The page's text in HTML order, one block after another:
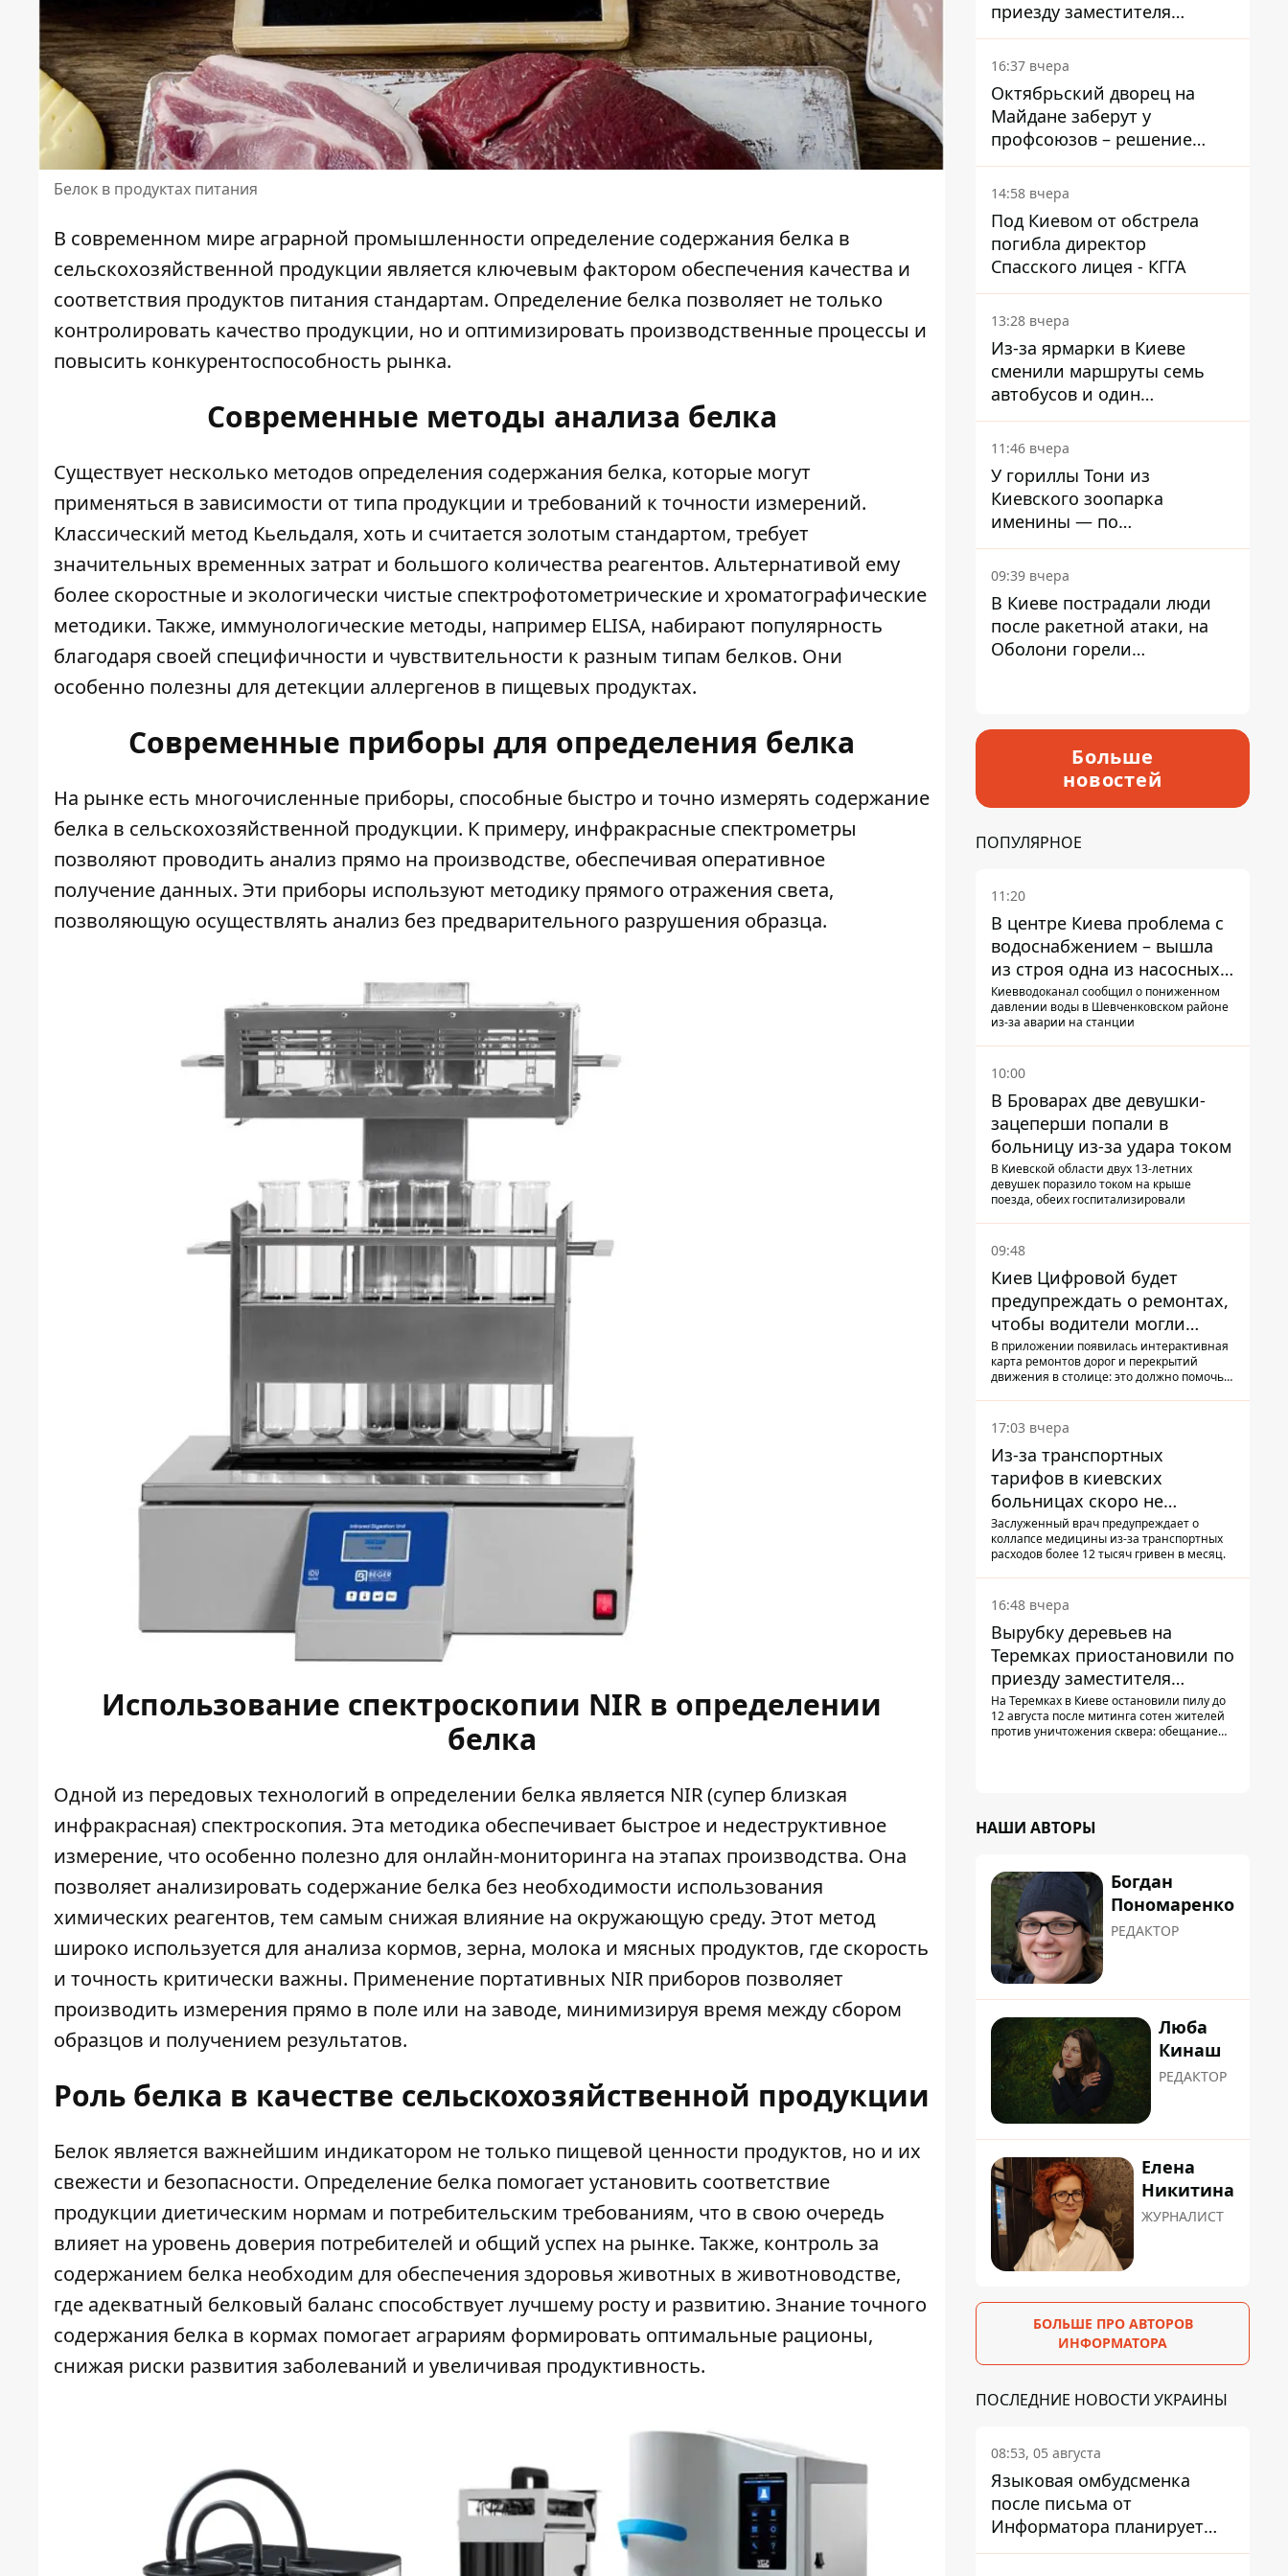
Белок в продуктах питания
В современном мире аграрной промышленности определение содержания белка в
сельскохозяйственной продукции является ключевым фактором обеспечения качества и
соответствия продуктов питания стандартам. Определение белка позволяет не только
контролировать качество продукции, но и оптимизировать производственные процессы и
повысить конкурентоспособность рынка.
Современные методы анализа белка
Существует несколько методов определения содержания белка, которые могут
применяться в зависимости от типа продукции и требований к точности измерений.
Классический метод Кьельдаля, хоть и считается золотым стандартом, требует
значительных временных затрат и большого количества реагентов. Альтернативой ему
более скоростные и экологически чистые спектрофотометрические и хроматографические
методики. Также, иммунологические методы, например ELISA, набирают популярность
благодаря своей специфичности и чувствительности к разным типам белков. Они
особенно полезны для детекции аллергенов в пищевых продуктах.
Современные приборы для определения белка
На рынке есть многочисленные приборы, способные быстро и точно измерять содержание
белка в сельскохозяйственной продукции. К примеру, инфракрасные спектрометры
позволяют проводить анализ прямо на производстве, обеспечивая оперативное
получение данных. Эти приборы используют методику прямого отражения света,
позволяющую осуществлять анализ без предварительного разрушения образца.
Использование спектроскопии NIR в определении
белка
Одной из передовых технологий в определении белка является NIR (супер близкая
инфракрасная) спектроскопия. Эта методика обеспечивает быстрое и недеструктивное
измерение, что особенно полезно для онлайн-мониторинга на этапах производства. Она
позволяет анализировать содержание белка без необходимости использования
химических реагентов, тем самым снижая влияние на окружающую среду. Этот метод
широко используется для анализа кормов, зерна, молока и мясных продуктов, где скорость
и точность критически важны. Применение портативных NIR приборов позволяет
производить измерения прямо в поле или на заводе, минимизируя время между сбором
образцов и получением результатов.
Роль белка в качестве сельскохозяйственной продукции
Белок является важнейшим индикатором не только пищевой ценности продуктов, но и их
свежести и безопасности. Определение белка помогает установить соответствие
продукции диетическим нормам и потребительским требованиям, что в свою очередь
влияет на уровень доверия потребителей и общий успех на рынке. Также, контроль за
содержанием белка необходим для обеспечения здоровья животных в животноводстве,
где адекватный белковый баланс способствует лучшему росту и развитию. Знание точного
содержания белка в кормах помогает аграриям формировать оптимальные рационы,
снижая риски развития заболеваний и увеличивая продуктивность.
приезду заместителя
Кличко - начался диалог
16:37 вчера
Октябрьский дворец на
Майдане заберут у
профсоюзов – решение
Хозяйственного суда
14:58 вчера
Под Киевом от обстрела
погибла директор
Спасского лицея - КГГА
13:28 вчера
Из-за ярмарки в Киеве
сменили маршруты семь
автобусов и один
троллейбус
11:46 вчера
У гориллы Тони из
Киевского зоопарка
именины — по
человеческим меркам ему
уже больше 90 лет
09:39 вчера
В Киеве пострадали люди
после ракетной атаки, на
Оболони горели
Больше
новостей
ПОПУЛЯРНОЕ
11:20
В центре Киева проблема с
водоснабжением – вышла
из строя одна из насосных
станций
Киевводоканал сообщил о пониженном
давлении воды в Шевченковском районе
из-за аварии на станции
10:00
В Броварах две девушки-
зацеперши попали в
больницу из-за удара током
В Киевской области двух 13-летних
девушек поразило током на крыше
поезда, обеих госпитализировали
09:48
Киев Цифровой будет
предупреждать о ремонтах,
чтобы водители могли
избегать участков с
пробками
В приложении появилась интерактивная
карта ремонтов дорог и перекрытий
движения в столице: это должно помочь
попасть в пробку
17:03 вчера
Из-за транспортных
тарифов в киевских
больницах скоро не
останется медсестер и
санитарок - профессор
Заслуженный врач предупреждает о
коллапсе медицины из-за транспортных
расходов более 12 тысяч гривен в месяц.
16:48 вчера
Вырубку деревьев на
Теремках приостановили по
приезду заместителя
Кличко - начался диалог
На Теремках в Киеве остановили пилу до
12 августа после митинга сотен жителей
против уничтожения сквера: обещание
НАШИ АВТОРЫ
Богдан
Пономаренко
РЕДАКТОР
Люба
Кинаш
РЕДАКТОР
Елена
Никитина
ЖУРНАЛИСТ
БОЛЬШЕ ПРО АВТОРОВ
ИНФОРМАТОРА
ПОСЛЕДНИЕ НОВОСТИ УКРАИНЫ
08:53, 05 августа
Языковая омбудсменка
после письма от
Информатора планирует
наказать компанию-